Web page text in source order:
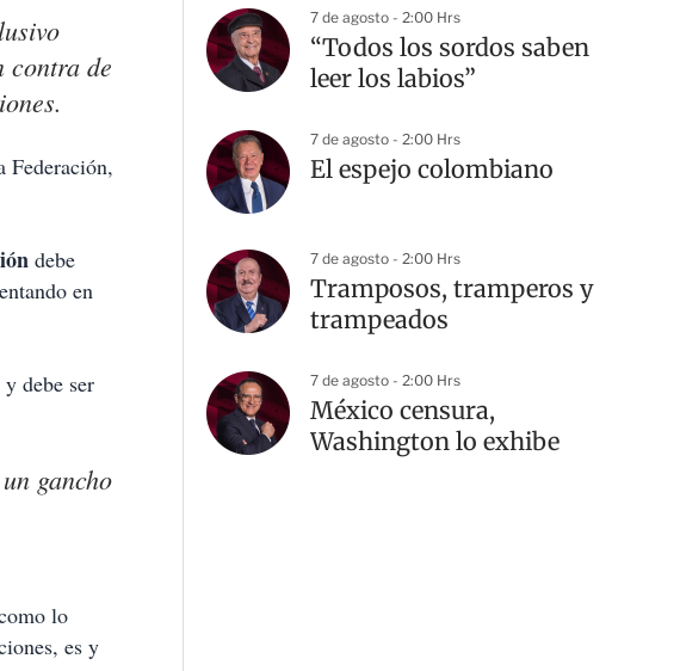
contra de
Federación,
debe
en
debe ser
gancho
lo
es y
7 de agosto - 2:00 Hrs
“Todos los sordos saben
leer los labios”
7 de agosto - 2:00 Hrs
El espejo colombiano
7 de agosto - 2:00 Hrs
Tramposos, tramperos y
trampeados
7 de agosto - 2:00 Hrs
México censura,
Washington lo exhibe